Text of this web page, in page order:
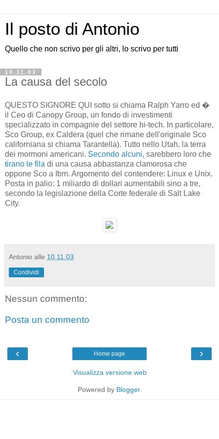
Il posto di Antonio
Quello che non scrivo per gli altri, lo scrivo per tutti
10.11.03
La causa del secolo
QUESTO SIGNORE QUI sotto si chiama Ralph Yarro ed �
il Ceo di Canopy Group, un fondo di investimenti
specializzato in compagnie del settore hi-tech. In particolare,
Sco Group, ex Caldera (quel che rimane dell'originale Sco
californiana si chiama Tarantella). Tutto nello Utah, la terra
dei mormoni americani. Secondo alcuni, sarebbero loro che
tirano le fila di una causa abbastanza clamorosa che
oppone Sco a Ibm. Argomento del contendere: Linux e Unix.
Posta in palio: 1 miliardo di dollari aumentabili sino a tre,
secondo la legislazione della Corte federale di Salt Lake
City.
Antonio alle 10.11.03
Condividi
Nessun commento:
Posta un commento
‹ ›
Home page
Visualizza versione web
Powered by Blogger.